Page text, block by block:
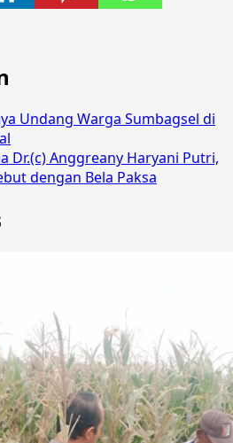
Undang Warga Sumbagsel di
Dr.(c) Anggreany Haryani Putri,
dengan Bela Paksa